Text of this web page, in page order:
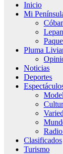
Inicio
Mi
Pluma
Noticias
Deportes
Clasificados
Turismo